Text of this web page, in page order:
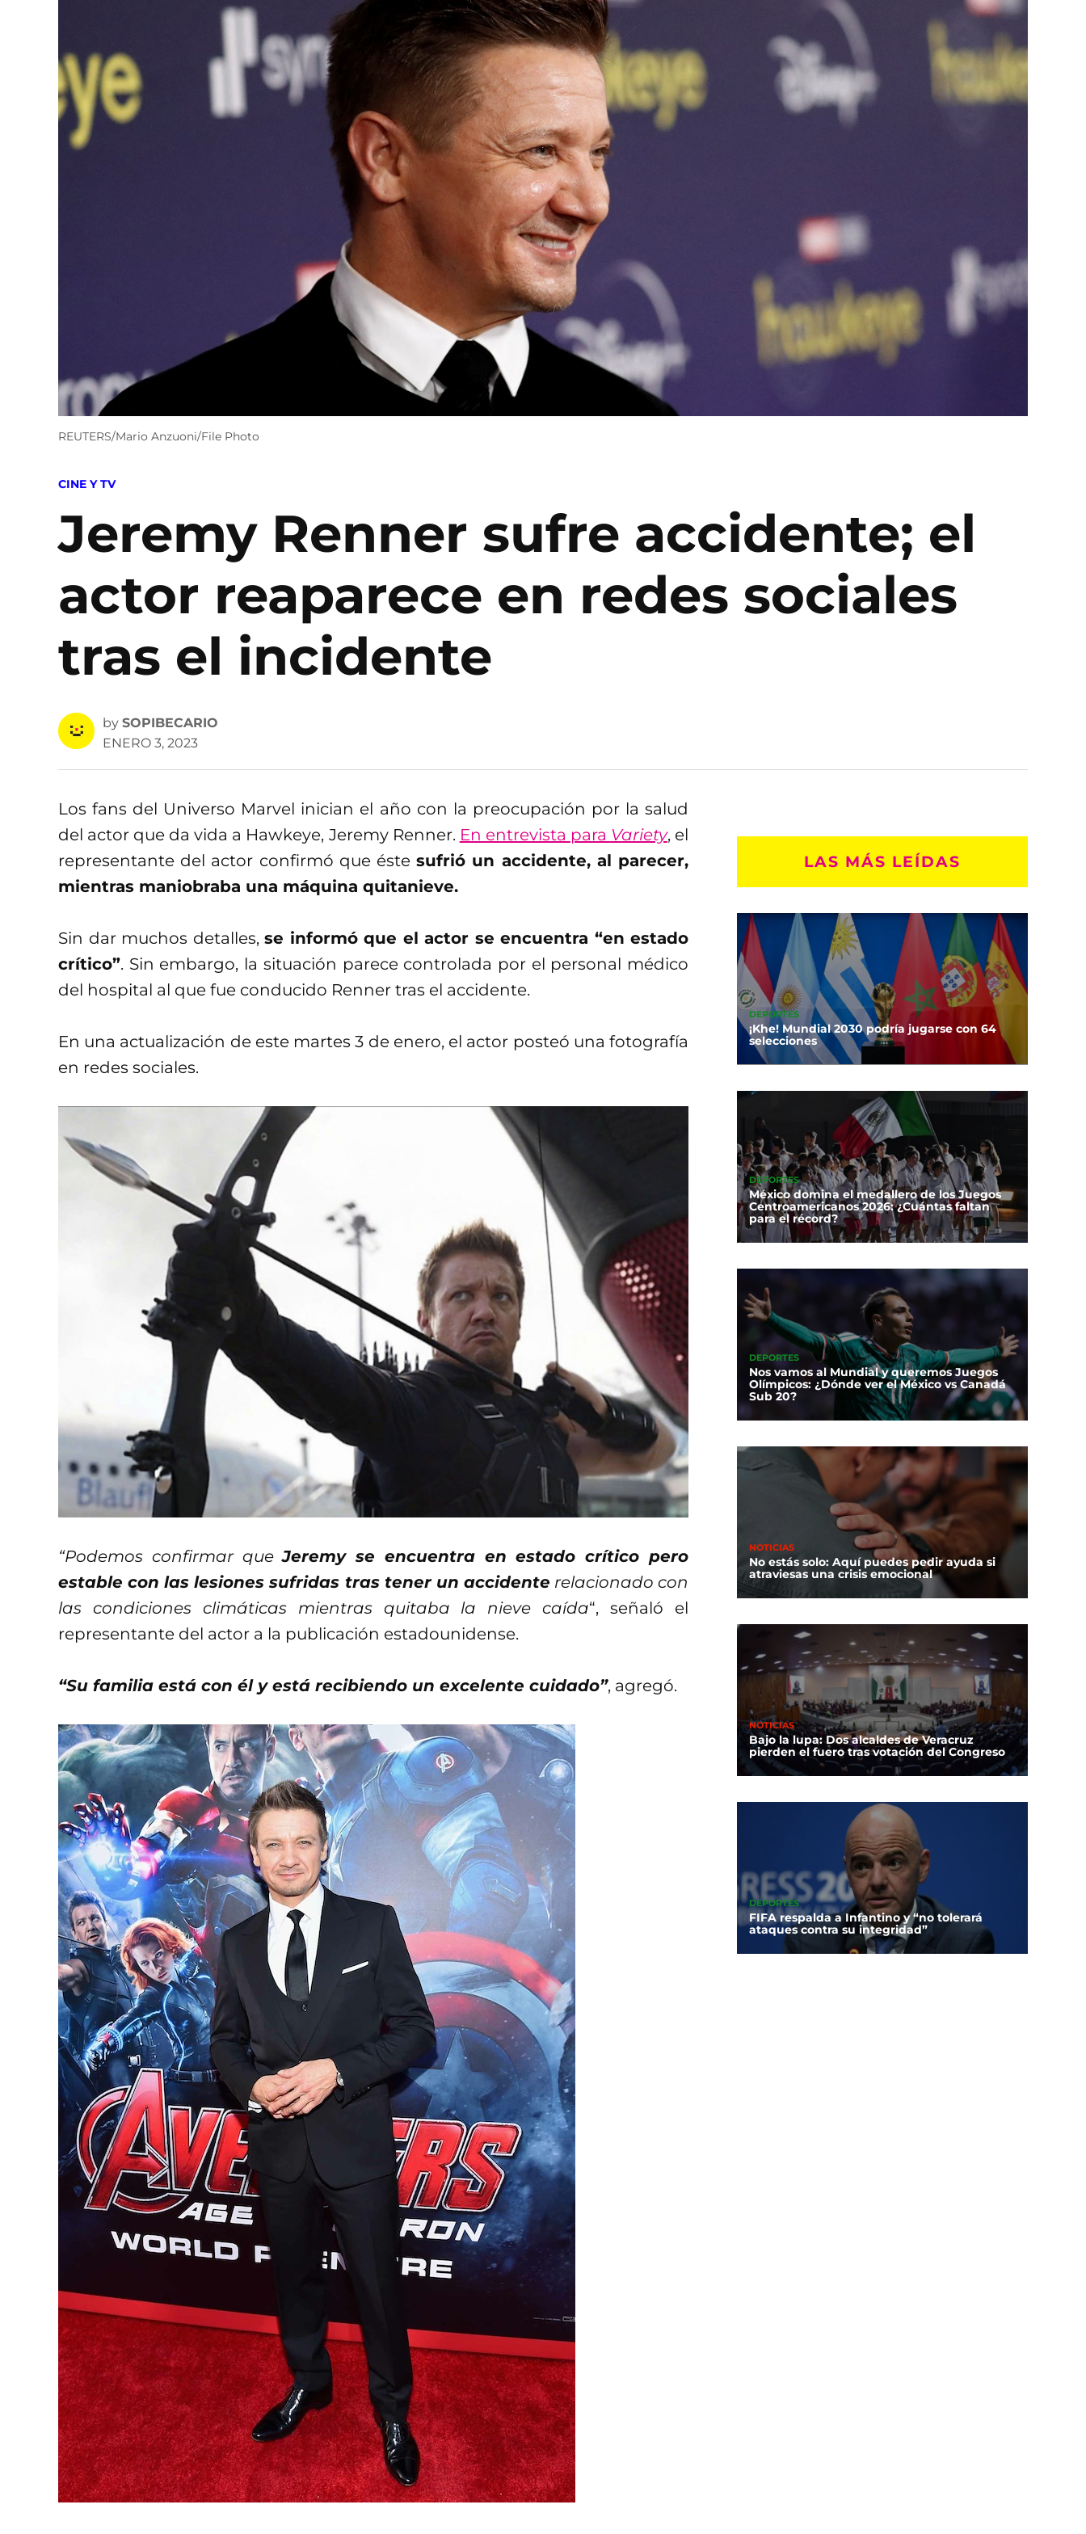
REUTERS/Mario Anzuoni/File Photo
POSTED
CINE Y TV
Jeremy Renner sufre accidente; el
actor reaparece en redes sociales
tras el incidente
by SOPIBECARIO
ENERO 3, 2023
Los fans del Universo Marvel inician el año con la preocupación por la salud
del actor que da vida a Hawkeye, Jeremy Renner. En entrevista para Variety, el
representante del actor confirmó que éstesufrió un accidente, al parecer,
mientras maniobraba una máquina quitanieve.
Sin dar muchos detalles, se informó que el actor se encuentra “en estado
crítico”. Sin embargo, la situación parece controlada por el personal médico
del hospital al que fue conducido Renner tras el accidente.
En una actualización de este martes 3 de enero, el actor posteó una fotografía
en redes sociales.
“Podemos confirmar queJeremy se encuentra en estado crítico pero
estable con las lesiones sufridas tras tener un accidente relacionado con
las condiciones climáticas mientras quitaba la nieve caída“, señaló el
representante del actor a la publicación estadounidense.
“Su familia está con él y está recibiendo un excelente cuidado”, agregó.
LAS MÁS LEÍDAS
DEPORTES
¡Khe! Mundial 2030 podría jugarse con 64
selecciones
DEPORTES
México domina el medallero de los Juegos
Centroamericanos 2026: ¿Cuántas faltan
para el récord?
DEPORTES
Nos vamos al Mundial y queremos Juegos
Olímpicos: ¿Dónde ver el México vs Canadá
Sub 20?
NOTICIAS
No estás solo: Aquí puedes pedir ayuda si
atraviesas una crisis emocional
NOTICIAS
Bajo la lupa: Dos alcaldes de Veracruz
pierden el fuero tras votación del Congreso
DEPORTES
FIFA respalda a Infantino y “no tolerará
ataques contra su integridad”